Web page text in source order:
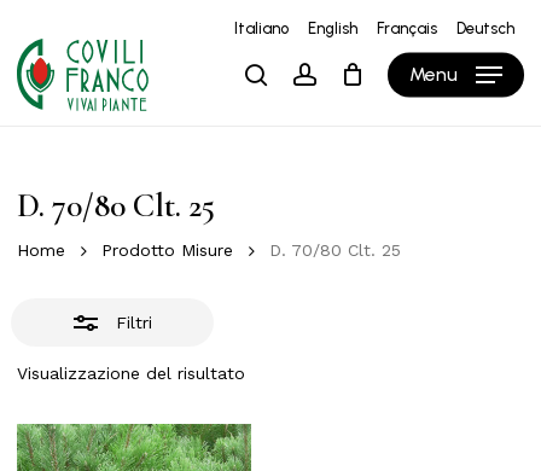
main
content
Italiano English Français Deutsch
searchaccount Menu
Carrello Close
Cart
D. 70/80 Clt. 25
Home Prodotto Misure D. 70/80 Clt. 25
Filtri
Visualizzazione del risultato
Close
Filters